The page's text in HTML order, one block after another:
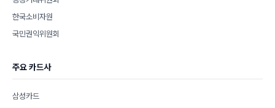
한국소비자원
국민권익위원회
주요 카드사
삼성카드